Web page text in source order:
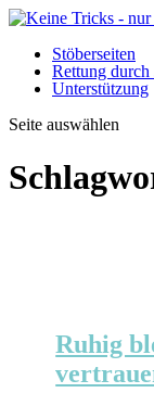
Stöberseiten
Rettung durch
Unterstützung
Seite auswählen
Ruhig